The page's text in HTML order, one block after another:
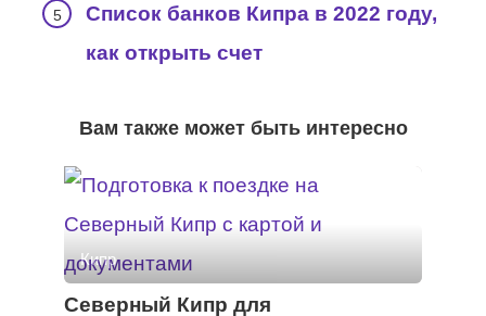
Список банков Кипра в 2022 году,
как открыть счет
Вам также может быть интересно
Кипр
Северный Кипр для